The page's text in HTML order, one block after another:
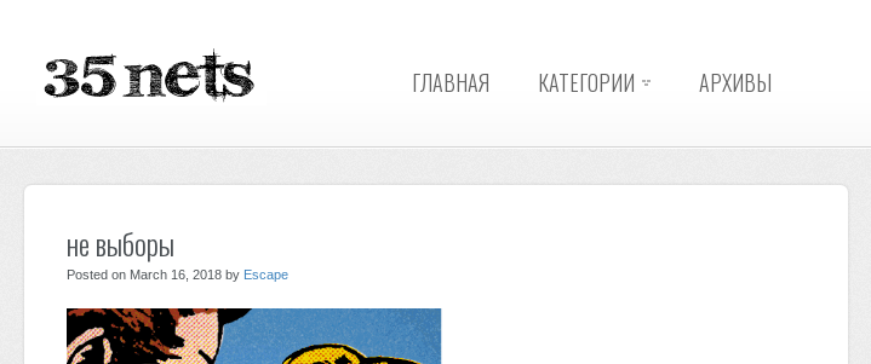
ГЛАВНАЯ КАТЕГОРИИ АРХИВЫ
не выборы
Posted on March 16, 2018 by Escape